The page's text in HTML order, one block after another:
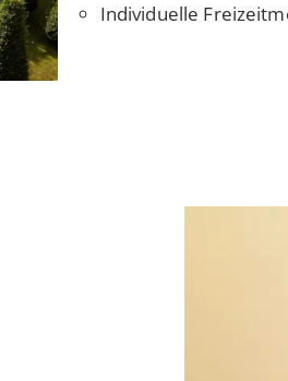
Individuelle